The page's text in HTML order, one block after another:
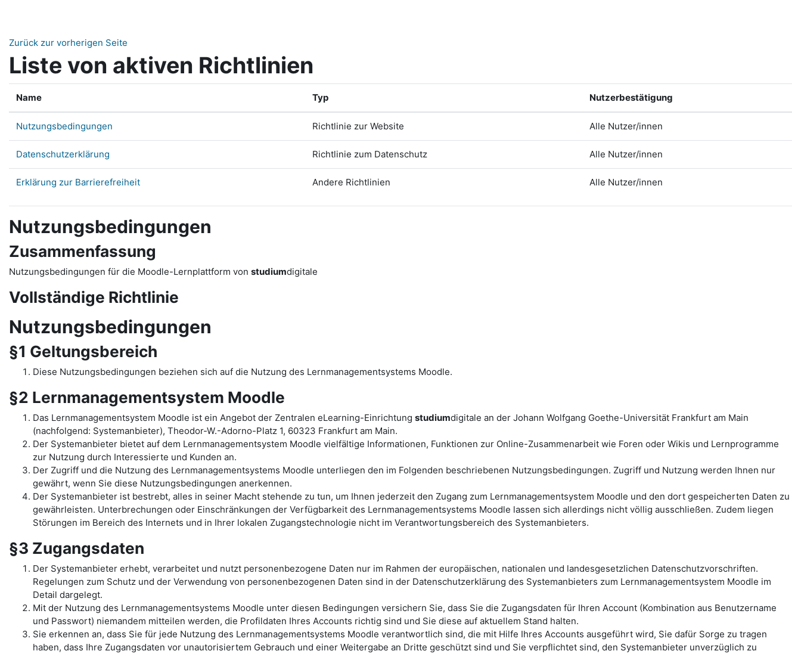
Zurück zur vorherigen Seite
Liste von aktiven Richtlinien
Name Typ Nutzerbestätigung
Nutzungsbedingungen Richtlinie zur Website Alle Nutzer/innen
Datenschutzerklärung Richtlinie zum Datenschutz Alle Nutzer/innen
Erklärung zur Barrierefreiheit Andere Richtlinien Alle Nutzer/innen
Nutzungsbedingungen
Zusammenfassung
Nutzungsbedingungen für die Moodle-Lernplattform von studiumdigitale
Vollständige Richtlinie
Nutzungsbedingungen
§1 Geltungsbereich
Diese Nutzungsbedingungen beziehen sich auf die Nutzung des Lernmanagementsystems Moodle.
§2 Lernmanagementsystem Moodle
Das Lernmanagementsystem Moodle ist ein Angebot der Zentralen eLearning-Einrichtung studiumdigitale an der Johann Wolfgang Goethe-Universität Frankfurt am Main
(nachfolgend: Systemanbieter), Theodor-W.-Adorno-Platz 1, 60323 Frankfurt am Main.
Der Systemanbieter bietet auf dem Lernmanagementsystem Moodle vielfältige Informationen, Funktionen zur Online-Zusammenarbeit wie Foren oder Wikis und Lernprogramme
zur Nutzung durch Interessierte und Kunden an.
Der Zugriff und die Nutzung des Lernmanagementsystems Moodle unterliegen den im Folgenden beschriebenen Nutzungsbedingungen. Zugriff und Nutzung werden Ihnen nur
gewährt, wenn Sie diese Nutzungsbedingungen anerkennen.
Der Systemanbieter ist bestrebt, alles in seiner Macht stehende zu tun, um Ihnen jederzeit den Zugang zum Lernmanagementsystem Moodle und den dort gespeicherten Daten zu
gewährleisten. Unterbrechungen oder Einschränkungen der Verfügbarkeit des Lernmanagementsystems Moodle lassen sich allerdings nicht völlig ausschließen. Zudem liegen
Störungen im Bereich des Internets und in Ihrer lokalen Zugangstechnologie nicht im Verantwortungsbereich des Systemanbieters.
§3 Zugangsdaten
Der Systemanbieter erhebt, verarbeitet und nutzt personenbezogene Daten nur im Rahmen der europäischen, nationalen und landesgesetzlichen Datenschutzvorschriften.
Regelungen zum Schutz und der Verwendung von personenbezogenen Daten sind in der Datenschutzerklärung des Systemanbieters zum Lernmanagementsystem Moodle im
Detail dargelegt.
Mit der Nutzung des Lernmanagementsystems Moodle unter diesen Bedingungen versichern Sie, dass Sie die Zugangsdaten für Ihren Account (Kombination aus Benutzername
und Passwort) niemandem mitteilen werden, die Profildaten Ihres Accounts richtig sind und Sie diese auf aktuellem Stand halten.
Sie erkennen an, dass Sie für jede Nutzung des Lernmanagementsystems Moodle verantwortlich sind, die mit Hilfe Ihres Accounts ausgeführt wird, Sie dafür Sorge zu tragen
haben, dass Ihre Zugangsdaten vor unautorisiertem Gebrauch und einer Weitergabe an Dritte geschützt sind und Sie verpflichtet sind, den Systemanbieter unverzüglich zu